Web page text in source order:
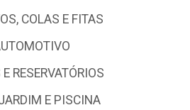
COLAS E FITAS
RESERVATÓRIOS
E PISCINA